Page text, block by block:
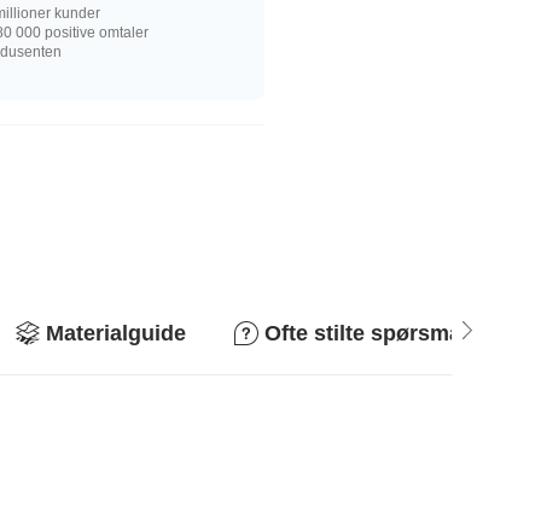
kunder
000 positive omtaler
Materialguide Ofte stilte spørsmål